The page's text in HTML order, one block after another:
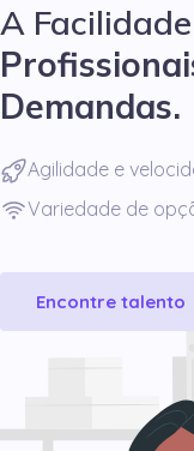
A
Demandas.
Agilidade e
Variedade de
Encontre talento